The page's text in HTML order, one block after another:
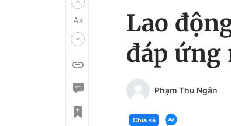
Lao
đáp ứng
Phạm Thu Ngân
Chia sẻ